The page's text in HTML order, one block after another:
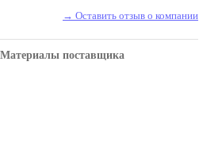
→ Оставить отзыв о компании
Материалы поставщика